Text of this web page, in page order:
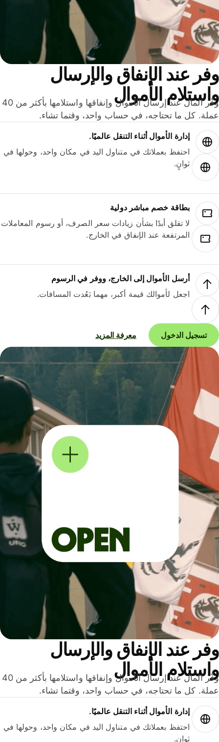
عند الإنفاق والإرسال
الأموال
وفّر المال عند إرسال الأموال وإنفاقها واستلامها بأكثر من 40
كل ما تحتاجه، في حساب واحد، وقتما تشاء.
إدارة الأموال أثناء التنقل عالميًا.
احتفظ بعملاتك في متناول اليد في مكان واحد، وحولها في
ثوانٍ.
بطاقة خصم مباشر دولية
لا تقلق أبدًا بشأن زيادات سعر الصرف، أو رسوم المعاملات
المرتفعة عند الإنفاق في الخارج.
أرسل الأموال إلى الخارج، ووفر في الرسوم
اجعل لأموالك قيمة أكبر، مهما بَعُدت المسافات.
تسجيل الدخول معرفة المزيد
عند الإنفاق والإرسال
الأموال
وفّر المال عند إرسال الأموال وإنفاقها واستلامها بأكثر من 40
كل ما تحتاجه، في حساب واحد، وقتما تشاء.
إدارة الأموال أثناء التنقل عالميًا.
احتفظ بعملاتك في متناول اليد في مكان واحد، وحولها في
ثوانٍ.